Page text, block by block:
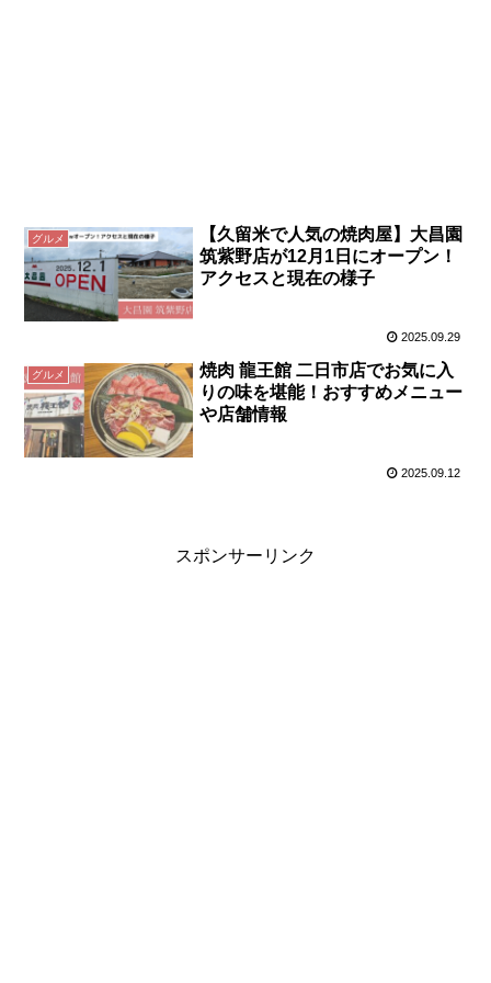
グルメ
【久留米で人気の焼肉屋】大昌園
筑紫野店が12月1日にオープン！
アクセスと現在の様子
2025.09.29
グルメ
焼肉 龍王館 二日市店でお気に入
りの味を堪能！おすすめメニュー
や店舗情報
2025.09.12
スポンサーリンク